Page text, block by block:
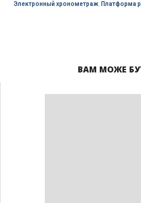
Электронный хронометраж, Платформа
ВАМ МОЖЕ